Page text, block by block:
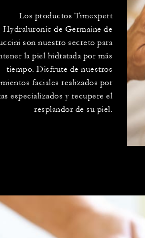
Los productos Timexpert
Hydraluronic de Germaine de
son nuestro secreto para
la piel hidratada por más
tiempo. Disfrute de nuestros
faciales realizados por
especializados y recupere el
resplandor de su piel.